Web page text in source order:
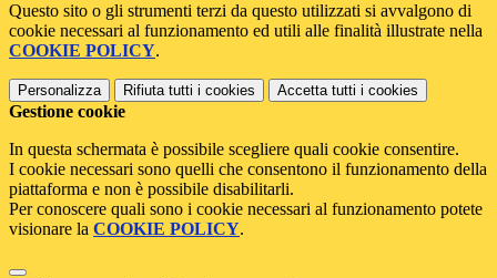
Questo sito o gli strumenti terzi da questo utilizzati si avvalgono di
cookie necessari al funzionamento ed utili alle finalità illustrate nella
COOKIE POLICY.
Personalizza Rifiuta tutti i cookies Accetta tutti i cookies
Gestione cookie
In questa schermata è possibile scegliere quali cookie consentire.
I cookie necessari sono quelli che consentono il funzionamento della
piattaforma e non è possibile disabilitarli.
Per conoscere quali sono i cookie necessari al funzionamento potete
visionare la COOKIE POLICY.